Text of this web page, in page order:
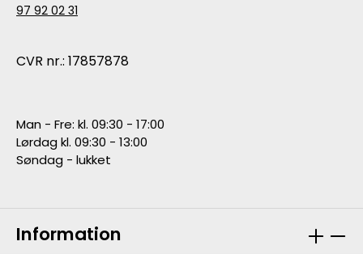
97 92 02 31
CVR nr.: 17857878
Man - Fre: kl. 09:30 - 17:00
Lørdag kl. 09:30 - 13:00
Søndag - lukket
Information